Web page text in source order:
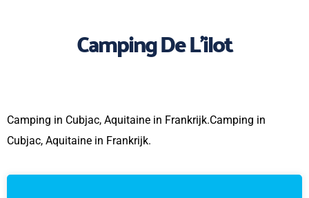
Camping De L’ilot
Camping in Cubjac, Aquitaine in Frankrijk.Camping in
Cubjac, Aquitaine in Frankrijk.